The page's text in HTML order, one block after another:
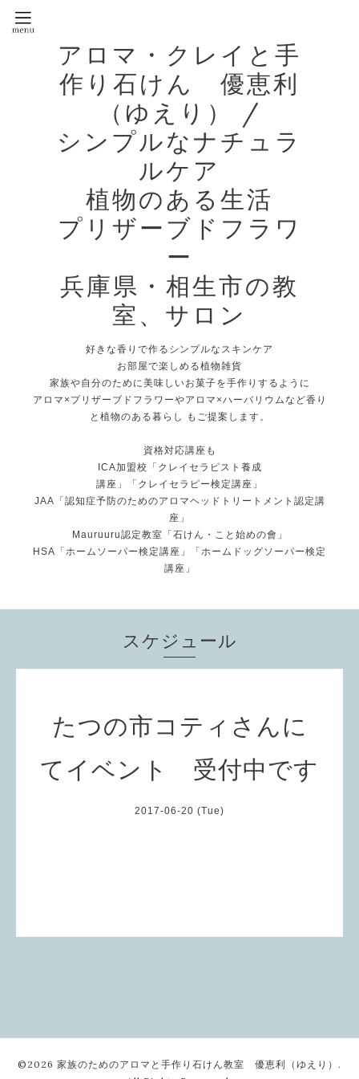
アロマ・クレイと手
作り石けん 優恵利
（ゆえり） /
シンプルなナチュラ
ルケア
植物のある生活
プリザーブドフラワ
ー
兵庫県・相生市の教
室、サロン
好きな香りで作るシンプルなスキンケア
お部屋で楽しめる植物雑貨
家族や自分のために美味しいお菓子を手作りするように
アロマ×プリザーブドフラワーやアロマ×ハーバリウムなど香り
と植物のある暮らし もご提案します。
資格対応講座も
ICA加盟校「クレイセラピスト養成
講座」「クレイセラピー検定講座」
JAA「認知症予防のためのアロマヘッドトリートメント認定講
座」
Mauruuru認定教室「石けん・こと始めの會」
HSA「ホームソーパー検定講座」「ホームドッグソーパー検定
講座」
スケジュール
たつの市コティさんに
てイベント 受付中です
2017-06-20 (Tue)
©2026 家族のためのアロマと手作り石けん教室 優恵利（ゆえり） .